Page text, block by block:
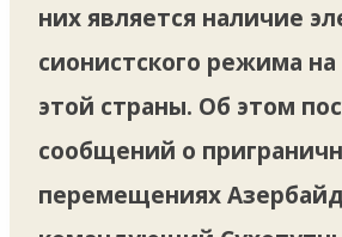
них является наличие
сионистского режима на
этой страны. Об этом
сообщений о
перемещениях